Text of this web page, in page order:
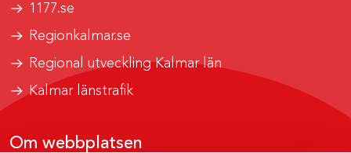
1177.se
Regionkalmar.se
Regional utveckling Kalmar län
Kalmar länstrafik
Om webbplatsen